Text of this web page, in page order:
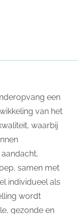
een
van het
waarbij
samen met
individueel als
wordt
gezonde en